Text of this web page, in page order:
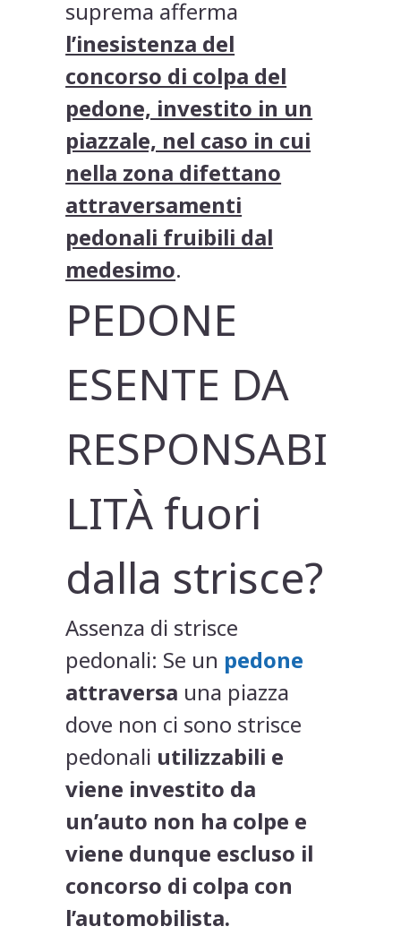
suprema afferma
l’inesistenza del
concorso di colpa del
pedone, investito in un
piazzale, nel caso in cui
nella zona difettano
attraversamenti
pedonali fruibili dal
medesimo.
PEDONE
ESENTE DA
RESPONSABI
LITÀ fuori
dalla strisce?
Assenza di strisce
pedonali: Se un pedone
attraversa una piazza
dove non ci sono strisce
pedonali utilizzabili e
viene investito da
un’auto non ha colpe e
viene dunque escluso il
concorso di colpa con
l’automobilista.